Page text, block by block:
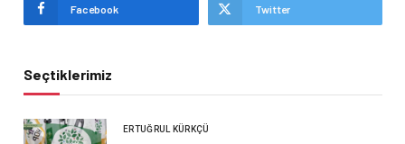
Facebook Twitter
Seçtiklerimiz
ERTUĞRUL KÜRKÇÜ